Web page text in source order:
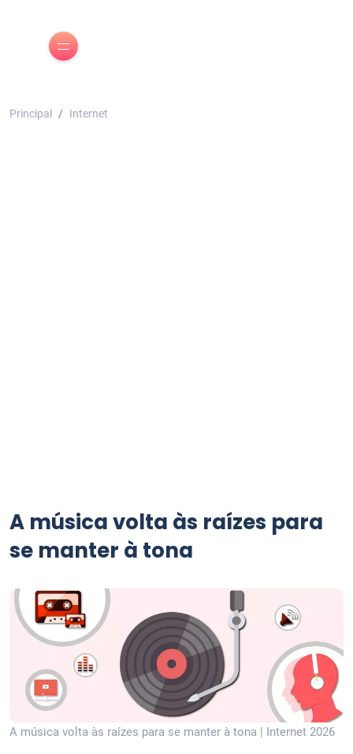
Principal Internet
A música volta às raízes para
se manter à tona
A música volta às raízes para se manter à tona | Internet 2026